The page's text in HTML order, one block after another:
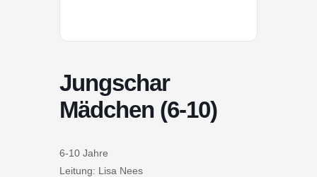
Jungschar
Mädchen (6-10)
6-10 Jahre
Leitung: Lisa Nees